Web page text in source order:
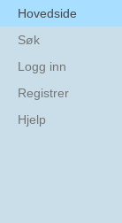
Hovedside
Søk
Logg inn
Registrer
Hjelp